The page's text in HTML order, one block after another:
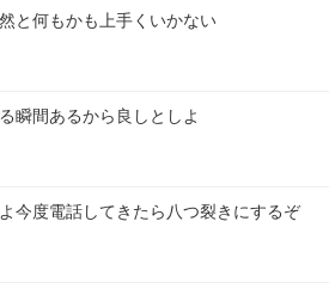
と何もかも上手くいかない
瞬間あるから良しとしよ
今度電話してきたら八つ裂きにするぞ